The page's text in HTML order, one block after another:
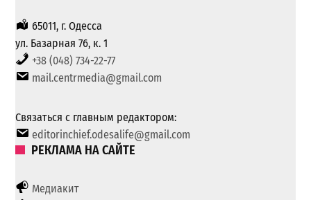
65011, г. Одесса
ул. Базарная 76, к. 1
+38 (048) 734-22-77
mail.centrmedia@gmail.com
Связаться с главным редактором:
editorinchief.odesalife@gmail.com
РЕКЛАМА НА САЙТЕ
Медиакит